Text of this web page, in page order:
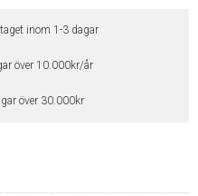
inom 1-3 dagar
över 10.000kr/år
över 30.000kr